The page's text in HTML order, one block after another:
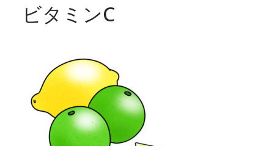
ビタミンC